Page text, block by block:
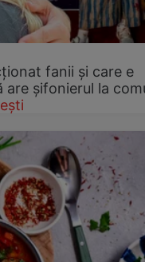
fanii și care e
are șifonierul la